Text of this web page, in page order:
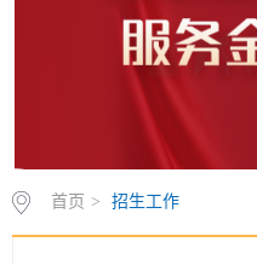
首页 > 招生工作